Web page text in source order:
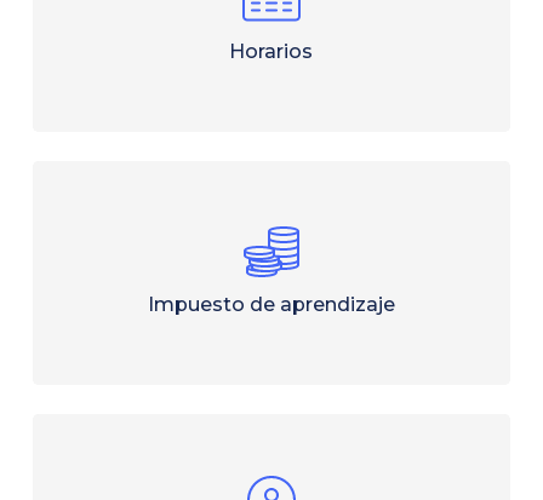
Horarios
Impuesto de aprendizaje